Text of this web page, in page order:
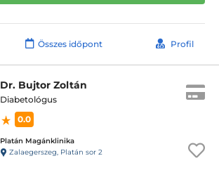
Összes időpont Profil
Dr. Bujtor Zoltán
Diabetológus
0.0
Platán Magánklinika
Zalaegerszeg, Platán sor 2